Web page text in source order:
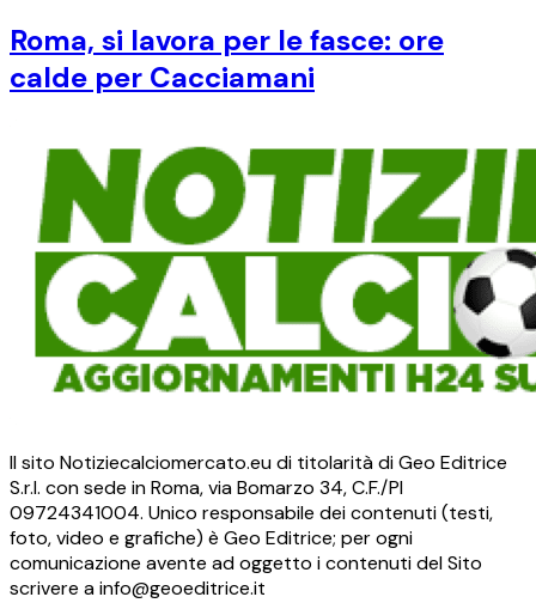
Roma, si lavora per le fasce: ore
calde per Cacciamani
Il sito Notiziecalciomercato.eu di titolarità di Geo Editrice
S.r.l. con sede in Roma, via Bomarzo 34, C.F./PI
09724341004. Unico responsabile dei contenuti (testi,
foto, video e grafiche) è Geo Editrice; per ogni
comunicazione avente ad oggetto i contenuti del Sito
scrivere a info@geoeditrice.it